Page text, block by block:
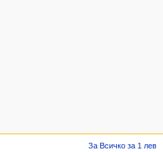
За Всичко за 1 лев